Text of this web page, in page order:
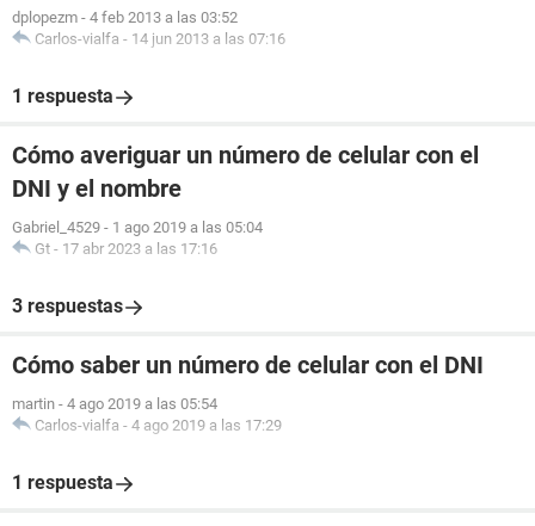
dplopezm - 4 feb 2013 a las 03:52
Carlos-vialfa - 14 jun 2013 a las 07:16
1 respuesta
Cómo averiguar un número de celular con el
DNI y el nombre
Gabriel_4529 - 1 ago 2019 a las 05:04
Gt - 17 abr 2023 a las 17:16
3 respuestas
Cómo saber un número de celular con el DNI
martin - 4 ago 2019 a las 05:54
Carlos-vialfa - 4 ago 2019 a las 17:29
1 respuesta